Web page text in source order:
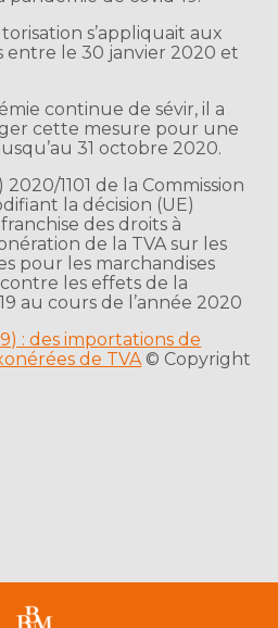
s’appliquait aux
entre le 30 janvier 2020 et
continue de sévir, il a
cette mesure pour une
31 octobre 2020.
1101 de la Commission
la décision (UE)
des droits à
de la TVA sur les
pour les marchandises
les effets de la
au cours de l’année 2020
: des importations de
de TVA © Copyright